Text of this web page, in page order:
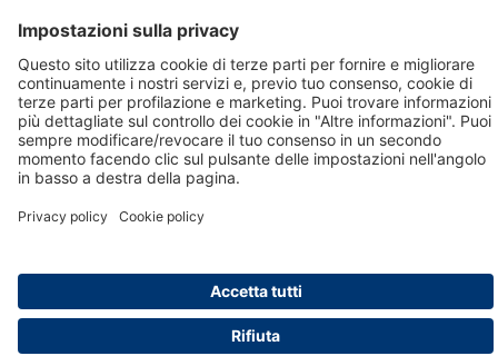
© 2026 CRIF S.p.A. Tutti i diritti riservati.
Via della Beverara, 21 / 40131 Bologna / Italy Cap. Soc.
sottoscritto € 51.941.235,00 di cui versato € 51.806.190,00 |
R.E.A. n° 410952 | Reg. Impr. Bo, C.F. e P.IVA 02083271201
Società soggetta all'attività di direzione e coordinamento di
CRIBIS Holding S.r.l., Società con unico socio
ISO 45001, ISO/IEC 27001, ISO14001